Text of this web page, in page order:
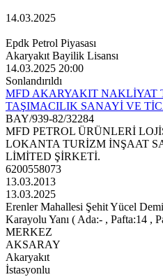
14.03.2025
Epdk Petrol Piyasası
Akaryakıt Bayilik Lisansı
14.03.2025 20:00
Sonlandırıldı
MFD AKARYAKIT NAKLİYAT
TAŞIMACILIK SANAYİ VE
BAY/939-82/32284
MFD PETROL ÜRÜNLERİ
LOKANTA TURİZM İNŞAAT
LİMİTED ŞİRKETİ.
6200558073
13.03.2013
13.03.2025
Erenler Mahallesi Şehit Yücel
Karayolu Yanı ( Ada:- , Pafta:14 ,
MERKEZ
AKSARAY
Akaryakıt
İstasyonlu